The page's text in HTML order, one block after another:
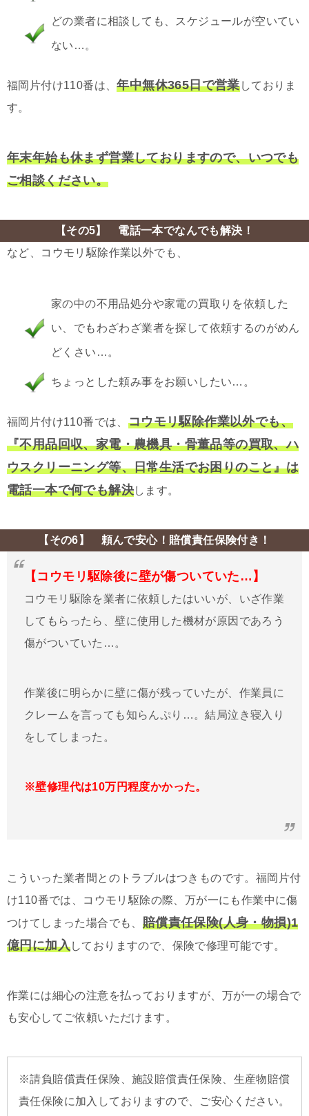
どの業者に相談しても、スケジュールが空いてい
ない…。
福岡片付け110番は、年中無休365日で営業しておりま
す。
年末年始も休まず営業しておりますので、いつでも
ご相談ください。
【その5】 電話一本でなんでも解決！
など、コウモリ駆除作業以外でも、
家の中の不用品処分や家電の買取りを依頼した
い、でもわざわざ業者を探して依頼するのがめん
どくさい…。
ちょっとした頼み事をお願いしたい…。
福岡片付け110番では、 コウモリ駆除作業以外でも、
『不用品回収、家電・農機具・骨董品等の買取、ハ
ウスクリーニング等、日常生活でお困りのこと』は
電話一本で何でも解決します。
【その6】 頼んで安心！賠償責任保険付き！
【コウモリ駆除後に壁が傷ついていた…】
コウモリ駆除を業者に依頼したはいいが、いざ作業
してもらったら、壁に使用した機材が原因であろう
傷がついていた…。
作業後に明らかに壁に傷が残っていたが、作業員に
クレームを言っても知らんぷり…。結局泣き寝入り
をしてしまった。
※壁修理代は10万円程度かかった。
こういった業者間とのトラブルはつきものです。福岡片付
け110番では、コウモリ駆除の際、万が一にも作業中に傷
つけてしまった場合でも、 賠償責任保険(人身・物損)1
億円に加入しておりますので、保険で修理可能です。
作業には細心の注意を払っておりますが、万が一の場合で
も安心してご依頼いただけます。
※請負賠償責任保険、施設賠償責任保険、生産物賠償
責任保険に加入しておりますので、ご安心ください。